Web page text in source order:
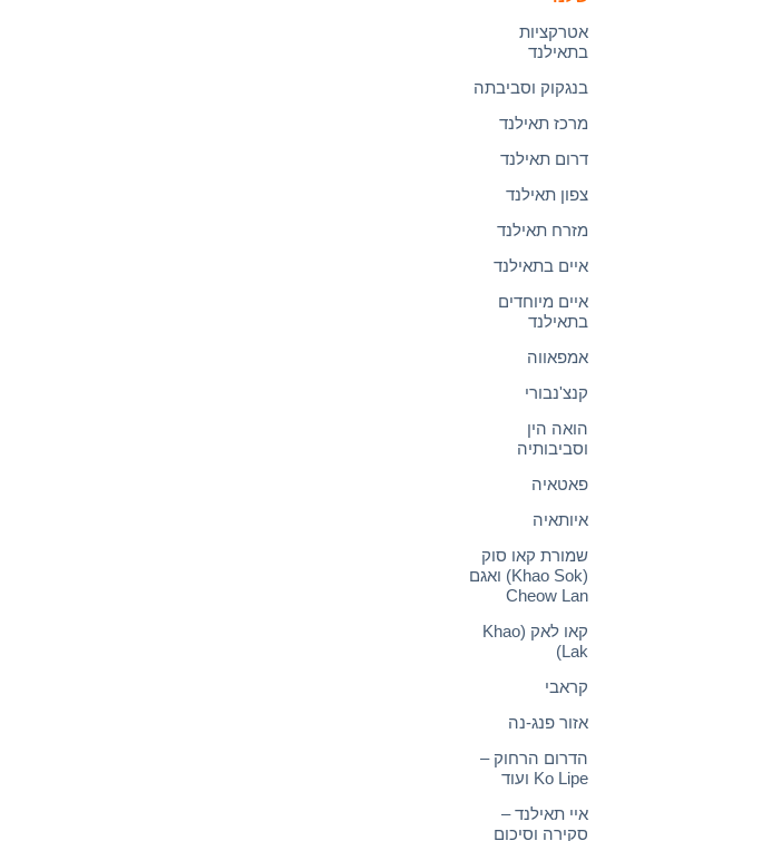
אטרקציות
בתאילנד
בנגקוק וסביבתה
מרכז תאילנד
דרום תאילנד
צפון תאילנד
מזרח תאילנד
איים בתאילנד
איים מיוחדים
בתאילנד
אמפאווה
קנצ'נבורי
הואה הין
וסביבותיה
פאטאיה
איותאיה
שמורת קאו סוק
(Khao Sok) ואגם
Cheow Lan
קאו לאק (Khao
Lak)
קראבי
אזור פנג-נה
הדרום הרחוק –
Ko Lipe ועוד
איי תאילנד –
סקירה וסיכום